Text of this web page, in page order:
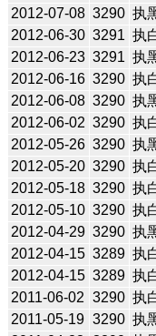
2012-07-08 3290 执
2012-06-30 3291 执
2012-06-23 3291 执
2012-06-16 3290 执
2012-06-08 3290 执
2012-06-02 3290 执
2012-05-26 3290 执
2012-05-20 3290 执
2012-05-18 3290 执
2012-05-10 3290 执
2012-04-29 3290 执
2012-04-15 3289 执
2012-04-15 3289 执
2011-06-02 3290 执
2011-05-19 3290 执